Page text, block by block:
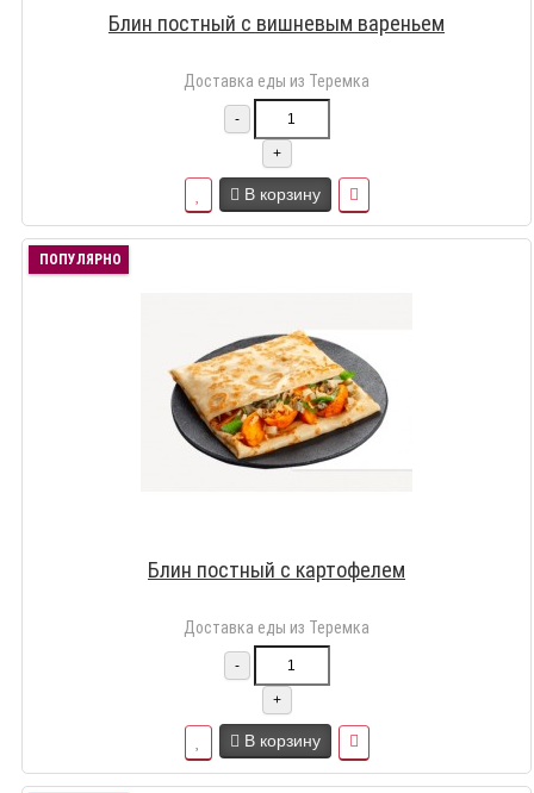
Блин постный с вишневым вареньем
Доставка еды из Теремка
-
+
В корзину
ПОПУЛЯРНО
Блин постный с картофелем
Доставка еды из Теремка
-
+
В корзину